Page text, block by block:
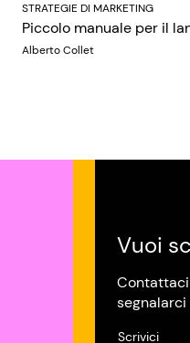
STRATEGIE DI MARKETING
Piccolo manuale per il
Alberto Collet
Vuoi
Scrivici